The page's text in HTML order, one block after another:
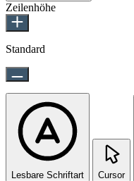
Zeilenhöhe
Standard
Lesbare Schriftart Cursor